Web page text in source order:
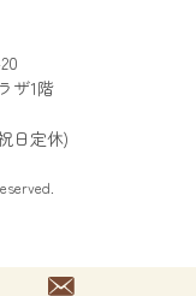
ザ1階
日定休)